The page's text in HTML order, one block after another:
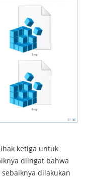
ketiga untuk
diingat bahwa
dilakukan